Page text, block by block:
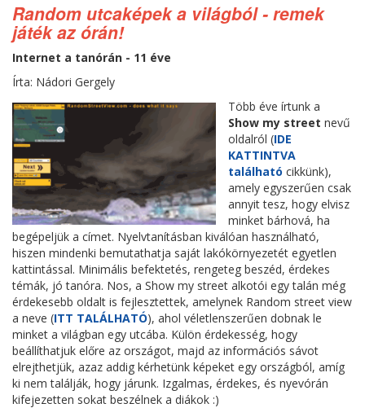
Random utcaképek a világból - remek
játék az órán!
Internet a tanórán - 11 éve
Írta: Nádori Gergely
Több éve írtunk a
Show my street nevű
oldalról (IDE
KATTINTVA
található cikkünk),
amely egyszerűen csak
annyit tesz, hogy elvisz
minket bárhová, ha
begépeljük a címet. Nyelvtanításban kiválóan használható,
hiszen mindenki bemutathatja saját lakókörnyezetét egyetlen
kattintással. Minimális befektetés, rengeteg beszéd, érdekes
témák, jó tanóra. Nos, a Show my street alkotói egy talán még
érdekesebb oldalt is fejlesztettek, amelynek Random street view
a neve (ITT TALÁLHATÓ), ahol véletlenszerűen dobnak le
minket a világban egy utcába. Külön érdekesség, hogy
beállíthatjuk előre az országot, majd az információs sávot
elrejthetjük, azaz addig kérhetünk képeket egy országból, amíg
ki nem találják, hogy járunk. Izgalmas, érdekes, és nyevórán
kifejezetten sokat beszélnek a diákok :)